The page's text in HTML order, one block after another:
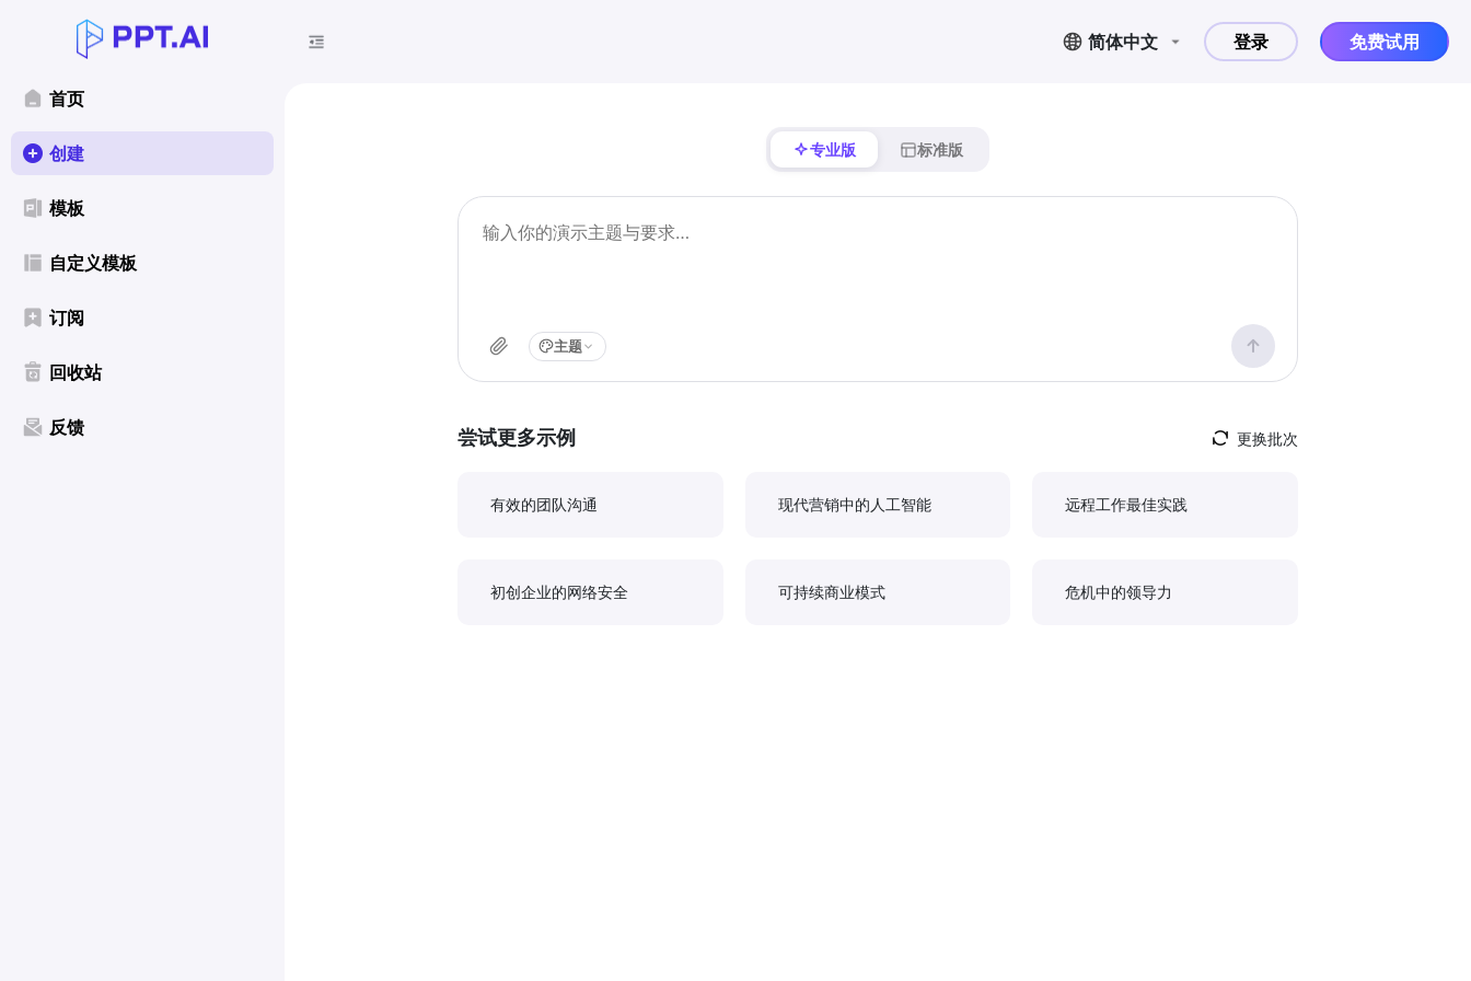
首页
创建
模板
自定义模板
订阅
回收站
反馈
简体中文 登录 免费试用
专业版 标准版
主题
尝试更多示例 更换批次
有效的团队沟通 现代营销中的人工智能 远程工作最佳实践
初创企业的网络安全 可持续商业模式 危机中的领导力